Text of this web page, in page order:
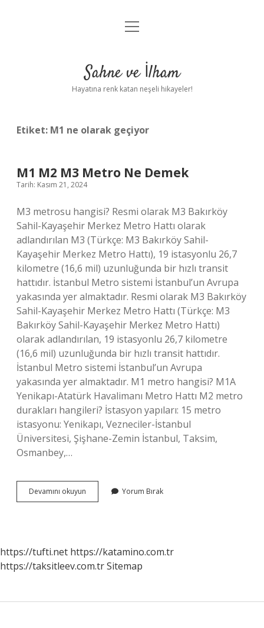
Anasayfa
Yasal Uyarı
menüyü
Sahne ve İlham
Hayatına renk katan neşeli hikayeler!
Etiket: M1 ne olarak geçiyor
M1 M2 M3 Metro Ne Demek
Tarih: Kasım 21, 2024
M3 metrosu hangisi? Resmi olarak M3 Bakırköy
Sahil-Kayaşehir Merkez Metro Hattı olarak
adlandırılan M3 (Türkçe: M3 Bakırköy Sahil-
Kayaşehir Merkez Metro Hattı), 19 istasyonlu 26,7
kilometre (16,6 mil) uzunluğunda bir hızlı transit
hattıdır. İstanbul Metro sistemi İstanbul’un Avrupa
yakasında yer almaktadır. Resmi olarak M3 Bakırköy
Sahil-Kayaşehir Merkez Metro Hattı (Türkçe: M3
Bakırköy Sahil-Kayaşehir Merkez Metro Hattı)
olarak adlandırılan, 19 istasyonlu 26,7 kilometre
(16,6 mil) uzunluğunda bir hızlı transit hattıdır.
İstanbul Metro sistemi İstanbul’un Avrupa
yakasında yer almaktadır. M1 metro hangisi? M1A
Yenikapı-Atatürk Havalimanı Metro Hattı M2 metro
durakları hangileri? İstasyon yapıları: 15 metro
istasyonu: Yenikapı, Vezneciler-İstanbul
Üniversitesi, Şişhane-Zemin İstanbul, Taksim,
Osmanbey,…
Devamını okuyun
M2
Yorum Bırak
https://tufti.net https://katamino.com.tr
https://taksitleev.com.trSitemap